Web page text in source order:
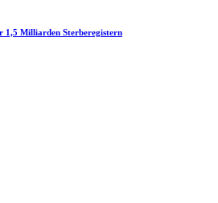
1,5 Milliarden Sterberegistern